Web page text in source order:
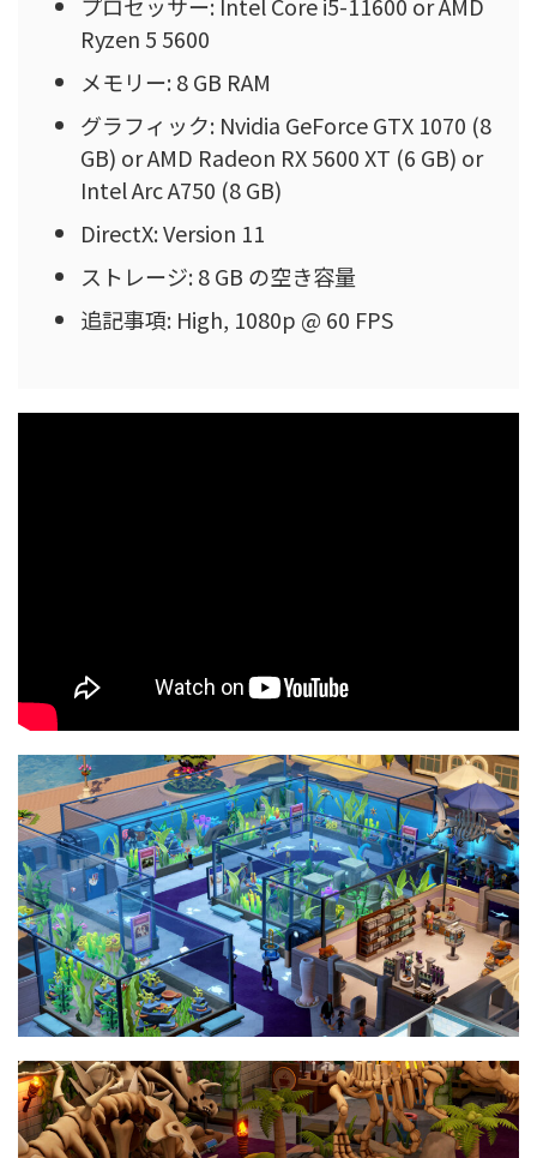
Ryzen 5 5600
メモリー: 8 GB RAM
グラフィック: Nvidia GeForce GTX 1070 (8
GB) or AMD Radeon RX 5600 XT (6 GB) or
Intel Arc A750 (8 GB)
DirectX: Version 11
ストレージ: 8 GB の空き容量
追記事項: High, 1080p @ 60 FPS